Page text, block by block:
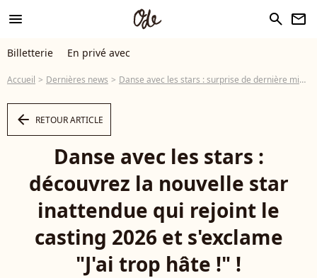
menu search newsletter
Billetterie En privé avec
Accueil Dernières news Danse avec les stars : surprise de dernière minute, une nouvelle personnalité intègre le casting 2026, "J'ai trop hâte"
arrow_left RETOUR ARTICLE
Danse avec les stars :
découvrez la nouvelle star
inattendue qui rejoint le
casting 2026 et s'exclame
"J'ai trop hâte !" !